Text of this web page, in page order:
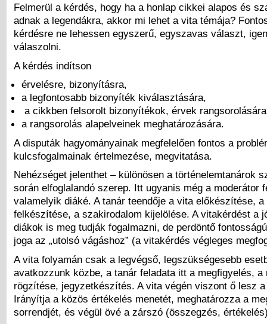
Felmerül a kérdés, hogy ha a honlap cikkei alapos és
adnak a legendákra, akkor mi lehet a vita témája?
kérdésre ne lehessen egyszerű, egyszavas választ,
válaszolni.
A kérdés indítson
érvelésre, bizonyításra,
a legfontosabb bizonyíték kiválasztására,
a cikkben felsorolt bizonyítékok, érvek
a rangsorolás alapelveinek meghatározására.
A disputák hagyományainak megfelelően fontos a
kulcsfogalmainak értelmezése, megvitatása.
Nehézséget jelenthet – különösen a történelemtanárok
során elfoglalandó szerep. Itt ugyanis még a moderátor
valamelyik diáké. A tanár teendője a vita előkészítése,
felkészítése, a szakirodalom kijelölése. A vitakérdést a
diákok is meg tudják fogalmazni, de perdöntő
joga az „utolsó vágáshoz” (a vitakérdés végleges
A vita folyamán csak a legvégső, legszükségesebb
avatkozzunk közbe, a tanár feladata itt a megfigyelés, a
rögzítése, jegyzetkészítés. A vita végén viszont ő lesz
Irányítja a közös értékelés menetét, meghatározza a
sorrendjét, és végül övé a zárszó (összegzés,